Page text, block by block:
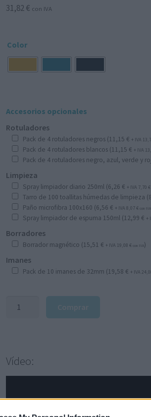
precio
31,82€ con IVA
Color
Accesorios opcionales
Rotuladores
Pack de 4 rotuladores negros (11,15 € + IVA
Pack de 4 rotuladores blancos (11,15 € + IVA
Pack de 4 rotuladores negro, azul, verde y
Limpieza
Spray limpiador diario 250ml (6,26 € + IVA 7,70 €
Tarro de 100 toallitas húmedas de limpieza (
Paño microfibra 100x160 (6,56 € + IVA 8,07 € con IVA
Spray limpiador de espuma 150ml (12,99 € +
Borradores
Borrador magnético (15,51 € + IVA 19,08 € con IVA)
Imanes
Pack de 10 imanes de 32mm (19,58 € + IVA
Leitz
Cosy,
cantidad
Vídeo: